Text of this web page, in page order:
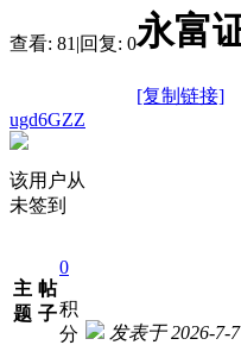
查看: 81 |回复: 0永富
[复制链接]
ugd6GZZ
该用户从
未签到
主
题
帖
子
0
积
分
发表于 2026-7-